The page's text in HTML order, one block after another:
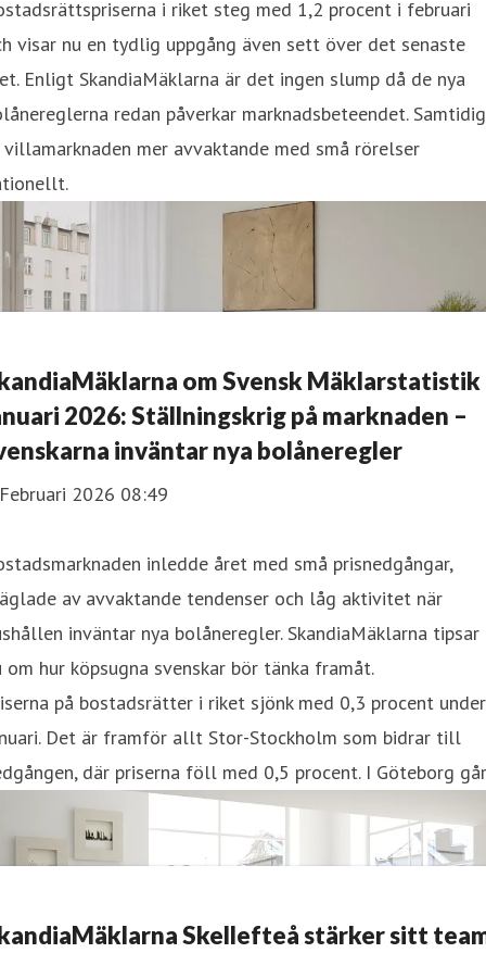
i riket steg med 1,2 procent i februari
visar nu en tydlig uppgång även sett över det senaste
Enligt SkandiaMäklarna är det ingen slump då de nya
redan påverkar marknadsbeteendet.
villamarknaden mer avvaktande med små rörelser
om Svensk Mäklarstatistik
2026: Ställningskrig på marknaden –
inväntar nya bolåneregler
2026 08:49
inledde året med små prisnedgångar,
av avvaktande tendenser och låg aktivitet när
inväntar nya bolåneregler. SkandiaMäklarna tipsar
om hur köpsugna svenskar bör tänka framåt.
på bostadsrätter i riket sjönk med 0,3 procent under
Det är framför allt Stor-Stockholm som bidrar till
där priserna föll med 0,5 procent. I Göteborg går
Skellefteå stärker sitt